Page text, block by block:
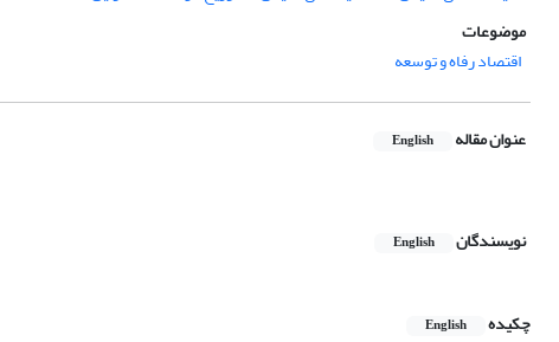
موضوعات
اقتصاد رفاه و توسعه
عنوان مقاله English
نویسندگان English
چکیده English